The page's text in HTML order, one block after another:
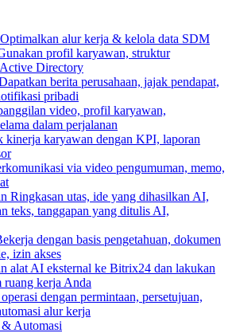
Optimalkan alur kerja & kelola data SDM
profil karyawan, struktur
Active Directory
berita perusahaan, jajak pendapat,
pribadi
video, profil karyawan,
dalam perjalanan
kinerja karyawan dengan KPI, laporan
via video pengumuman, memo,
Ringkasan utas, ide yang dihasilkan AI,
teks, tanggapan yang ditulis AI,
dengan basis pengetahuan, dokumen
izin akses
alat AI eksternal ke Bitrix24 dan lakukan
ruang kerja Anda
dengan permintaan, persetujuan,
alur kerja
Automasi